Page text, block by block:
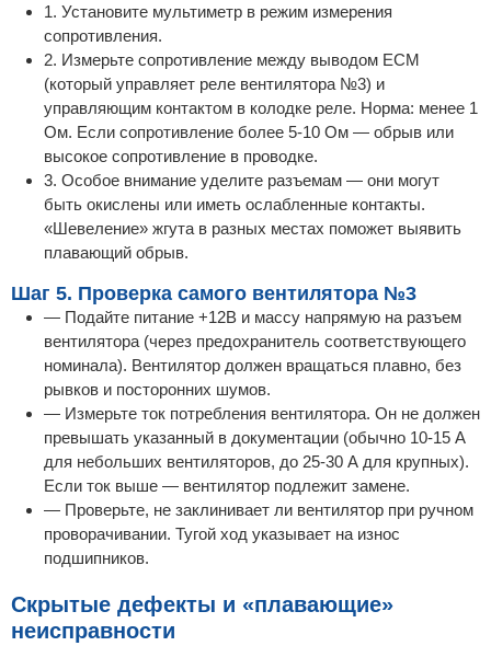
1. Установите мультиметр в режим измерения
сопротивления.
2. Измерьте сопротивление между выводом ECM
(который управляет реле вентилятора №3) и
управляющим контактом в колодке реле. Норма: менее 1
Ом. Если сопротивление более 5-10 Ом — обрыв или
высокое сопротивление в проводке.
3. Особое внимание уделите разъемам — они могут
быть окислены или иметь ослабленные контакты.
«Шевеление» жгута в разных местах поможет выявить
плавающий обрыв.
Шаг 5. Проверка самого вентилятора №3
— Подайте питание +12В и массу напрямую на разъем
вентилятора (через предохранитель соответствующего
номинала). Вентилятор должен вращаться плавно, без
рывков и посторонних шумов.
— Измерьте ток потребления вентилятора. Он не должен
превышать указанный в документации (обычно 10-15 А
для небольших вентиляторов, до 25-30 А для крупных).
Если ток выше — вентилятор подлежит замене.
— Проверьте, не заклинивает ли вентилятор при ручном
проворачивании. Тугой ход указывает на износ
подшипников.
Скрытые дефекты и «плавающие»
неисправности